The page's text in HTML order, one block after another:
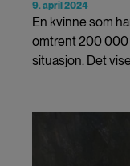
9. april 2024
En kvinne som
omtrent 200 000
situasjon. Det